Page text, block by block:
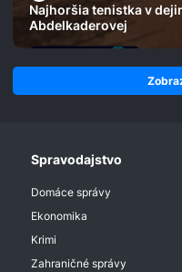
Najhoršia tenistka v
Abdelkaderovej
Spravodajstvo
Domáce správy
Ekonomika
Krimi
Zahraničné správy